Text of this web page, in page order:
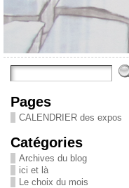
Pages
CALENDRIER des expos
Catégories
Archives du blog
ici et là
Le choix du mois